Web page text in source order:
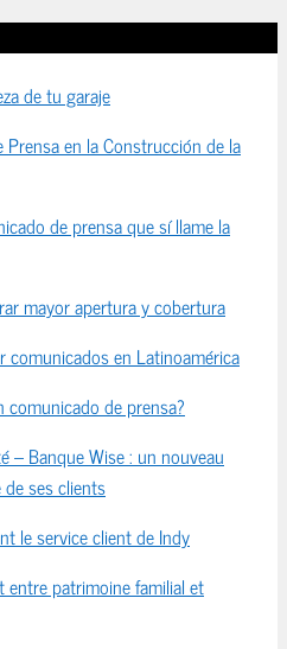
de tu garaje
en la Construcción de la
de prensa que sí llame la
mayor apertura y cobertura
comunicados en Latinoamérica
de prensa?
– Banque Wise : un nouveau
de ses clients
le service client de Indy
entre patrimoine familial et